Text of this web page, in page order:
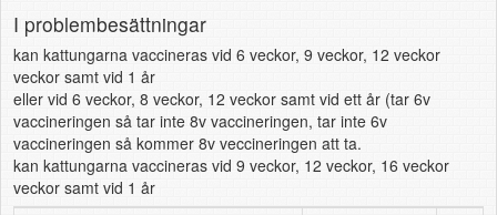
I problembesättningar
kan kattungarna vaccineras vid 6 veckor, 9 veckor, 12 veckor
veckor samt vid 1 år
eller vid 6 veckor, 8 veckor, 12 veckor samt vid ett år (tar 6v
vaccineringen så tar inte 8v vaccineringen, tar inte 6v
vaccineringen så kommer 8v veccineringen att ta.
kan kattungarna vaccineras vid 9 veckor, 12 veckor, 16 veckor
veckor samt vid 1 år